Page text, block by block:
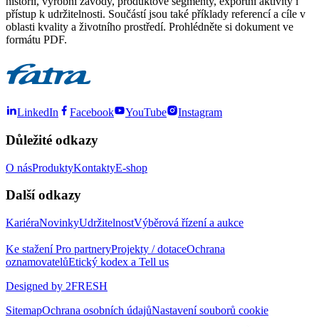
přístup k udržitelnosti. Součástí jsou také příklady referencí a cíle v
oblasti kvality a životního prostředí. Prohlédněte si dokument ve
formátu PDF.
LinkedIn Facebook YouTube Instagram
Důležité odkazy
O násProduktyKontaktyE-shop
Další odkazy
KariéraNovinkyUdržitelnostVýběrová řízení a aukce
Ke staženíPro partneryProjekty / dotaceOchrana
oznamovatelůEtický kodex a Tell us
Designed by 2FRESH
SitemapOchrana osobních údajůNastavení souborů cookie